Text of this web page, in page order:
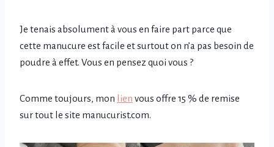
Je tenais absolument à vous en faire part parce que
cette manucure est facile et surtout on n’a pas besoin de
poudre à effet. Vous en pensez quoi vous ?
Comme toujours, mon lien vous offre 15 % de remise
sur tout le site manucurist.com.